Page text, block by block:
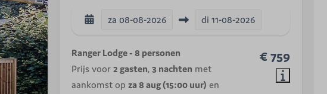
za 08-08-2026 di 11-08-2026
€ 759
Ranger Lodge - 8 personen
Prijs voor2 gasten,3 nachten met
aankomst opza 8 aug (15:00 uur) en